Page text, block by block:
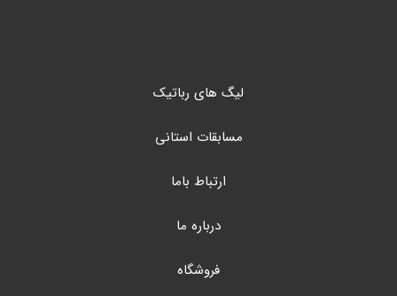
لیگ های رباتیک
مسابقات استانی
ارتباط باما
درباره ما
فروشگاه